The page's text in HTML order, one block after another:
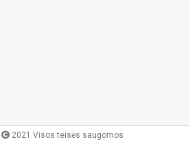
2021 Visos teisės saugomos